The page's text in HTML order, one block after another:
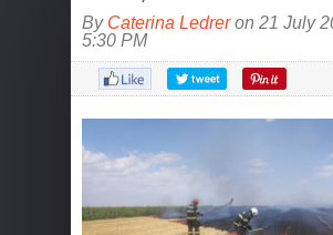
By Caterina Ledreron 21 July
5:30 PM